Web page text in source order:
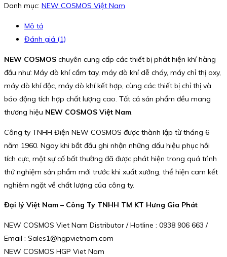
Danh mục: NEW COSMOS Việt Nam
Mô tả
Đánh giá (1)
NEW COSMOS chuyên cung cấp các thiết bị phát hiện khí hàng
đầu như: Máy dò khí cầm tay, máy dò khí dễ cháy, máy chỉ thị oxy,
máy dò khí độc, máy dò khí kết hợp, cùng các thiết bị chỉ thị và
báo động tích hợp chất lượng cao. Tất cả sản phẩm đều mang
thương hiệu NEW COSMOS Việt Nam.
Công ty TNHH Điện NEW COSMOS được thành lập từ tháng 6
năm 1960. Ngay khi bắt đầu ghi nhận những dấu hiệu phục hồi
tích cực, một sự cố bất thường đã được phát hiện trong quá trình
thử nghiệm sản phẩm mới trước khi xuất xưởng, thể hiện cam kết
nghiêm ngặt về chất lượng của công ty.
Đại lý Việt Nam – Công Ty TNHH TM KT Hưng Gia Phát
NEW COSMOS Viet Nam Distributor / Hotline : 0938 906 663 /
Email : Sales1@hgpvietnam.com
NEW COSMOS HGP Viet Nam